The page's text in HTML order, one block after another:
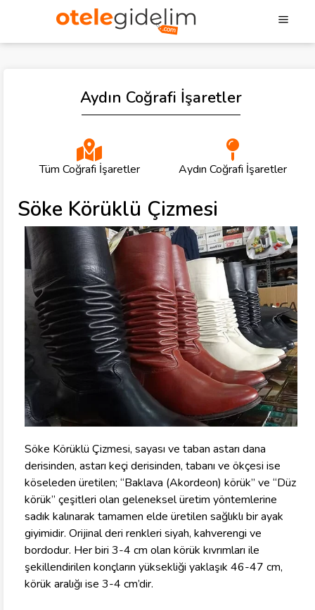
Aydın Coğrafi İşaretler
Tüm Coğrafi İşaretler Aydın Coğrafi İşaretler
Söke Körüklü Çizmesi
Söke Körüklü Çizmesi, sayası ve taban astarı dana
derisinden, astarı keçi derisinden, tabanı ve ökçesi ise
köseleden üretilen; “Baklava (Akordeon) körük” ve “Düz
körük” çeşitleri olan geleneksel üretim yöntemlerine
sadık kalınarak tamamen elde üretilen sağlıklı bir ayak
giyimidir. Orijinal deri renkleri siyah, kahverengi ve
bordodur. Her biri 3-4 cm olan körük kıvrımları ile
şekillendirilen konçların yüksekliği yaklaşık 46-47 cm,
körük aralığı ise 3-4 cm’dir.